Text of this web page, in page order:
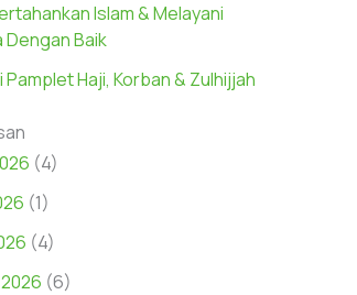
Islam & Melayani
Dengan Baik
Pamplet Haji, Korban & Zulhijjah
(4)
(1)
(4)
(6)